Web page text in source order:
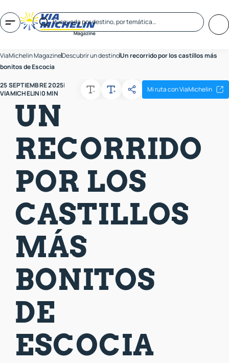
ViaMichelin MagazineDescubrir un destinoUn recorrido por los castillos más
bonitos de Escocia
25 SEPTIEMBRE 2025|
VIAMICHELIN|0 MIN Mi ruta con ViaMichelin
UN
RECORRIDO
POR LOS
CASTILLOS
MÁS
BONITOS
DE
ESCOCIA